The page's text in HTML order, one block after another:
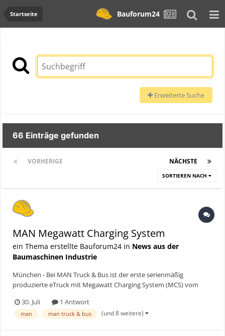
Startseite Bauforum24
Erweiterte Suche
66 Einträge gefunden
VORHERIGE NÄCHSTE
SORTIEREN NACH
MAN Megawatt Charging System
ein Thema erstellte Bauforum24 in News aus der
Baumaschinen Industrie
München - Bei MAN Truck & Bus ist der erste serienmäßig
produzierte eTruck mit Megawatt Charging System (MCS) vom
in Europa die neue, nutzfahrzeugspezifische Ladetechnologie in die
Praxis und schafft die Voraussetzung für kürzere Ladez...
30. Juli 1 Antwort
man man truck & bus (und 8 weitere)